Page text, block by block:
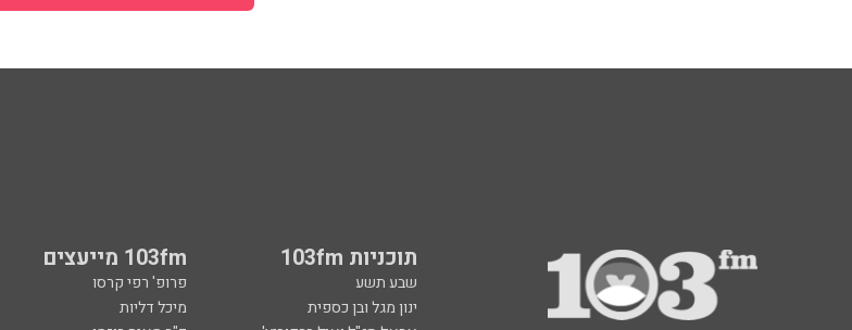
תוכניות 103fm 103fm מייעצים
שבע תשע פרופ' רפי קרסו
ינון מגל ובן כספית
מיכל דליות